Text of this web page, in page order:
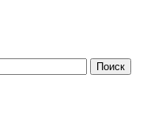
Поиск